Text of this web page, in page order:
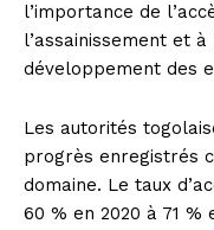
l’importance de
l’assainissement et
développement des
Les autorités
progrès enregistrés
domaine. Le taux
60 % en 2020 à 71